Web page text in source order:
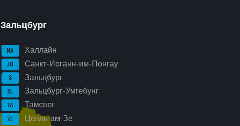
Зальцбург
HA Халлайн
JO Санкт-Иоганн-им-Понгау
S Зальцбург
SL Зальцбург-Умгебунг
TA Тамсвег
ZE Целль-ам-Зе